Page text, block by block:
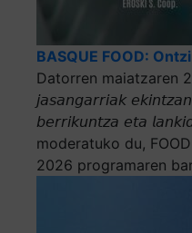
BASQUE FOOD:
Datorren maiatzaren
𝘫𝘢𝘴𝘢𝘯𝘨𝘢𝘳𝘳𝘪𝘢𝘬
𝘣𝘦𝘳𝘳𝘪𝘬𝘶𝘯𝘵𝘻𝘢 𝘦𝘵𝘢
moderatuko du,
2026 programaren